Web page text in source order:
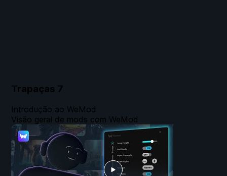
Trapaças 7
Introdução ao WeMod
Visão geral de mods com WeMod